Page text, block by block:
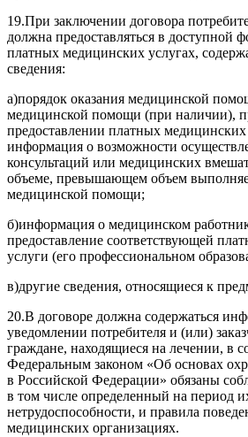
19.При заключении договора
должна предоставляться в доступной
платных медицинских услугах,
сведения:
а)порядок оказания медицинской
медицинской помощи (при наличии),
предоставлении платных медицинских
информация о возможности
консультаций или медицинских
объеме, превышающем объем
медицинской помощи;
б)информация о медицинском
предоставление соответствующей
услуги (его профессиональном
в)другие сведения, относящиеся к
20.В договоре должна содержаться
уведомлении потребителя и (или)
граждане, находящиеся на лечении, в
Федеральным законом «Об основах
в Российской Федерации» обязаны
в том числе определенный на период
нетрудоспособности, и правила
медицинских организациях.